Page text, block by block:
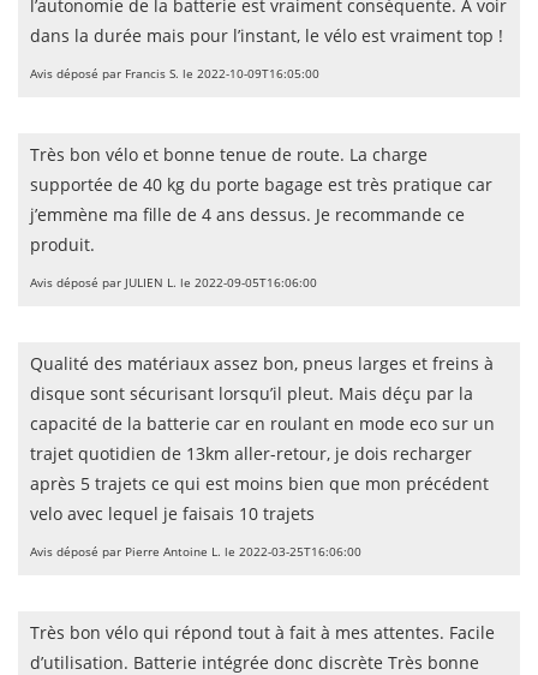
l’autonomie de la batterie est vraiment conséquente. A voir
dans la durée mais pour l’instant, le vélo est vraiment top !
Avis déposé par Francis S. le 2022-10-09T16:05:00
Très bon vélo et bonne tenue de route. La charge
supportée de 40 kg du porte bagage est très pratique car
j’emmène ma fille de 4 ans dessus. Je recommande ce
produit.
Avis déposé par JULIEN L. le 2022-09-05T16:06:00
Qualité des matériaux assez bon, pneus larges et freins à
disque sont sécurisant lorsqu’il pleut. Mais déçu par la
capacité de la batterie car en roulant en mode eco sur un
trajet quotidien de 13km aller-retour, je dois recharger
après 5 trajets ce qui est moins bien que mon précédent
velo avec lequel je faisais 10 trajets
Avis déposé par Pierre Antoine L. le 2022-03-25T16:06:00
Très bon vélo qui répond tout à fait à mes attentes. Facile
d’utilisation. Batterie intégrée donc discrète Très bonne